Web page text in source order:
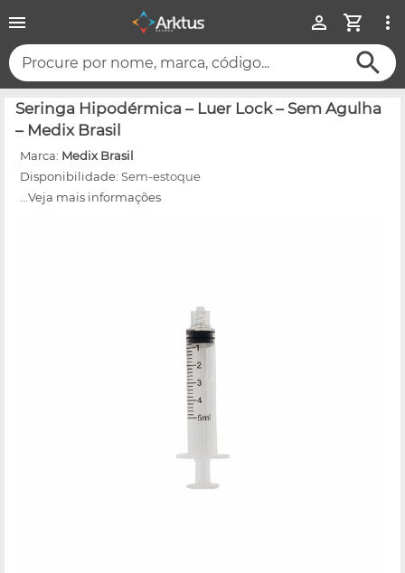
Procure por nome, marca, código...
Seringa Hipodérmica – Luer Lock – Sem Agulha
– Medix Brasil
Marca: Medix Brasil
Disponibilidade: Sem-estoque
...Veja mais informações